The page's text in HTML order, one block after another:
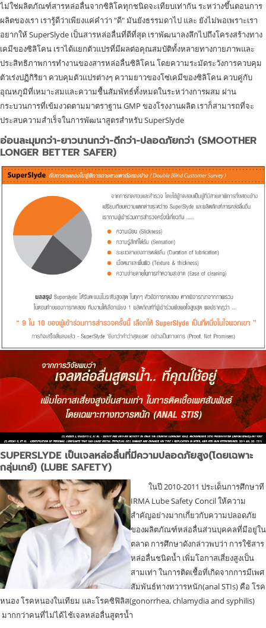
ไม่ใช่ผลิตภัณฑ์สารหล่อลื่นจากซิลิโคทุกชนิดจะเทียบเท่ากัน ระหว่างขึ้นตอนการ
ผลิตของเรา เรารู้ดีว่าเพียงแค่คำว่า "ดี" มันยังธรรมดาไป และ ยังไม่พอเพราะเรา
อยากให้ SuperSlyde เป็นสารหล่อลื่นที่ดีที่สุด เราพัฒนาลงลึกไปถึงโครงสร้างทาง
เคมีของซิลิโคน เราได้แยกตัวแปรที่มีผลต่อคุณสมบัติทั้งหลายทางกายภาพและ
ประสิทธิภาพการทำงานของสารหล่อลื่นซิลิโคน โดยความระมัดระวังการควบคุม
ตัวเร่งปฏิกิริยา ควบคุมตัวแปรต่างๆ ความยาวของโซ่เคมีของซิลิโคน ควบคู่กับ
อุณหภูมิที่เหมาะสมและความชื้นสัมพัทธ์ทั้งหมดในระหว่างการผสม ผ่าน
กระบวนการที่เข้มงวดตามมาตราฐาน GMP ของโรงงานผลิต เราก็สามารถที่จะ
ประสบความสำเร็จในการพัฒนาสูตรสำหรับ SuperSlyde
อ่อนละมุมกว่า-ยาวนานกว่า-ดีกว่า-ปลอดภัยกว่า (SMOOTHER
LONGER BETTER SAFER)
SUPERSLYDE เป็นเจลหล่อลื่นที่มีความปลอดภัยสูง(โดยเฉพาะ
กลุ่มเกย์) (LUBE SAFETY)
ในปี 2010-2011 ประเด็นการศึกษาที
IRMA Lube Safety Concil ให้ความ
สำคัญอย่างมากเกี่ยวกับความปลอดภัย
ของผลิตภัณฑ์หล่อลื่นส่วนบุคคลที่มีอยู่ใน
ตลาด การศึกษาดังกล่าวพบว่า การใช้สาร
หล่อลื่นชนิดน้ำ เพิ่มโอกาสเสี่ยงสูงเป็น
สามเท่า ในการติดเชื้อที่เกิดจากการมีเพศ
สัมพันธ์ทางทวารหนัก(anal STIs) คือ โรค
หนอง โรคหนองในเทียม และโรคซิฟิลิส(gonorrhea, chlamydia and syphilis)
มากกว่าคนที่ไม่ได้ไช้เจลหล่อลื่นสูตรน้ำ